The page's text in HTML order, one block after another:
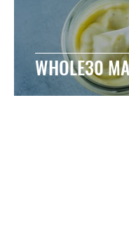
WHOLE30